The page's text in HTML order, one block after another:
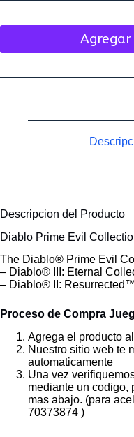
Descripcion del Producto
Diablo Prime Evil
The Diablo® Prime Evil
– Diablo® III: Eternal
– Diablo® II:
Proceso de Compra
Agrega el producto
Nuestro sitio web te
automaticamente
Una vez
mediante un codigo,
mas abajo. (para
70373874 )